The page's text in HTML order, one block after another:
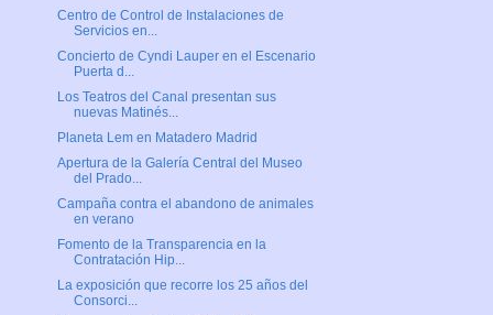
Centro de Control de Instalaciones de
Servicios en...
Concierto de Cyndi Lauper en el Escenario
Puerta d...
Los Teatros del Canal presentan sus
nuevas Matinés...
Planeta Lem en Matadero Madrid
Apertura de la Galería Central del Museo
del Prado...
Campaña contra el abandono de animales
en verano
Fomento de la Transparencia en la
Contratación Hip...
La exposición que recorre los 25 años del
Consorci...